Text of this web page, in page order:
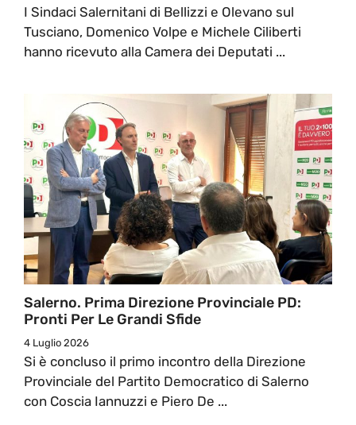
I Sindaci Salernitani di Bellizzi e Olevano sul
Tusciano, Domenico Volpe e Michele Ciliberti
hanno ricevuto alla Camera dei Deputati ...
Salerno. Prima Direzione Provinciale PD:
Pronti Per Le Grandi Sfide
4 Luglio 2026
Si è concluso il primo incontro della Direzione
Provinciale del Partito Democratico di Salerno
con Coscia Iannuzzi e Piero De ...